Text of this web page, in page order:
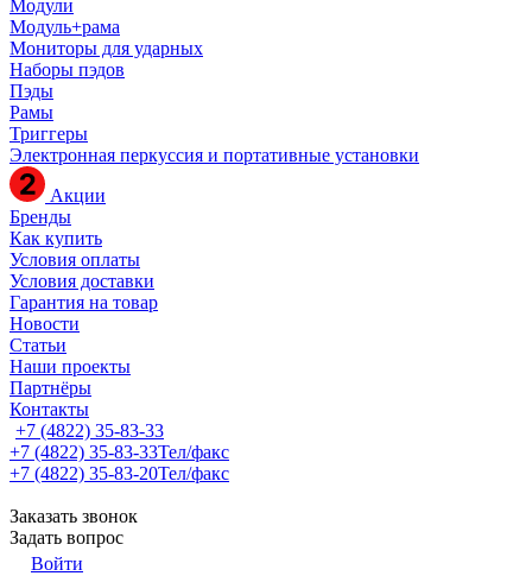
Модули
Модуль+рама
Мониторы для ударных
Наборы пэдов
Пэды
Рамы
Триггеры
Электронная перкуссия и портативные установки
Акции
Бренды
Как купить
Условия оплаты
Условия доставки
Гарантия на товар
Новости
Статьи
Наши проекты
Партнёры
Контакты
+7 (4822) 35-83-33
+7 (4822) 35-83-33Тел/факс
+7 (4822) 35-83-20Тел/факс
Заказать звонок
Задать вопрос
Войти